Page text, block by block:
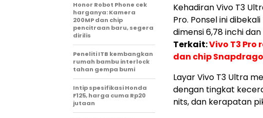
Kehadiran Vivo T3
Pro. Ponsel ini
dimensi 6,78 inchi dan
Terkait:Vivo T3 Pro
dan chip
Layar Vivo T3 Ultra
dengan tingkat
nits, dan kerapatan
Honor Robot Phone cek
harganya: Kamera
200MP dan chip
pencitraan baru, segera
dirilis
Peneliti ITB kembangkan
rumah bambu interlock
tahan gempa bumi
Intip spesifikasi Honda
F125, harga cuma Rp20
jutaan